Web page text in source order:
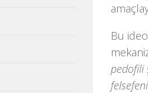
Bu
pedofili